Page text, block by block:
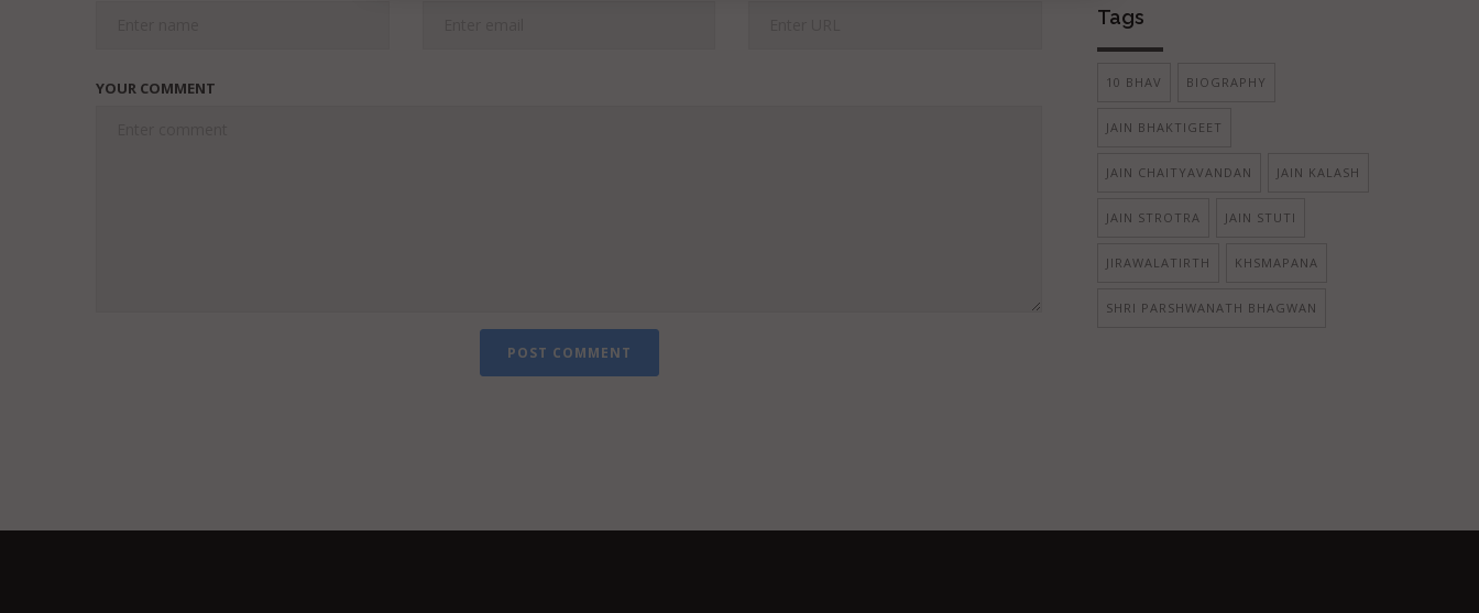
YOUR COMMENT
Tags
10 BHAV BIOGRAPHY
JAIN BHAKTIGEET
JAIN CHAITYAVANDAN JAIN KALASH
JAIN STROTRA JAIN STUTI
JIRAWALATIRTH KHSMAPANA
SHRI PARSHWANATH BHAGWAN